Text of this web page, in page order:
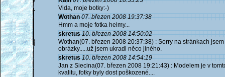
Vida, moje botky:-)
Wothan 07. březen 2008 19:37:38
Hmm a moje fotka helmy...
skretus 10. březen 2008 14:50:02
Wothan(07. březen 2008 20:37:38) : Sorry na stránkach
obrázky.....už jsem ukradl něco jiného.
skretus 10. březen 2008 14:54:19
Jan z Siecina(07. březen 2008 19:21:43) : Modelem je v
kvalitu, fotky byly dost poškozené....